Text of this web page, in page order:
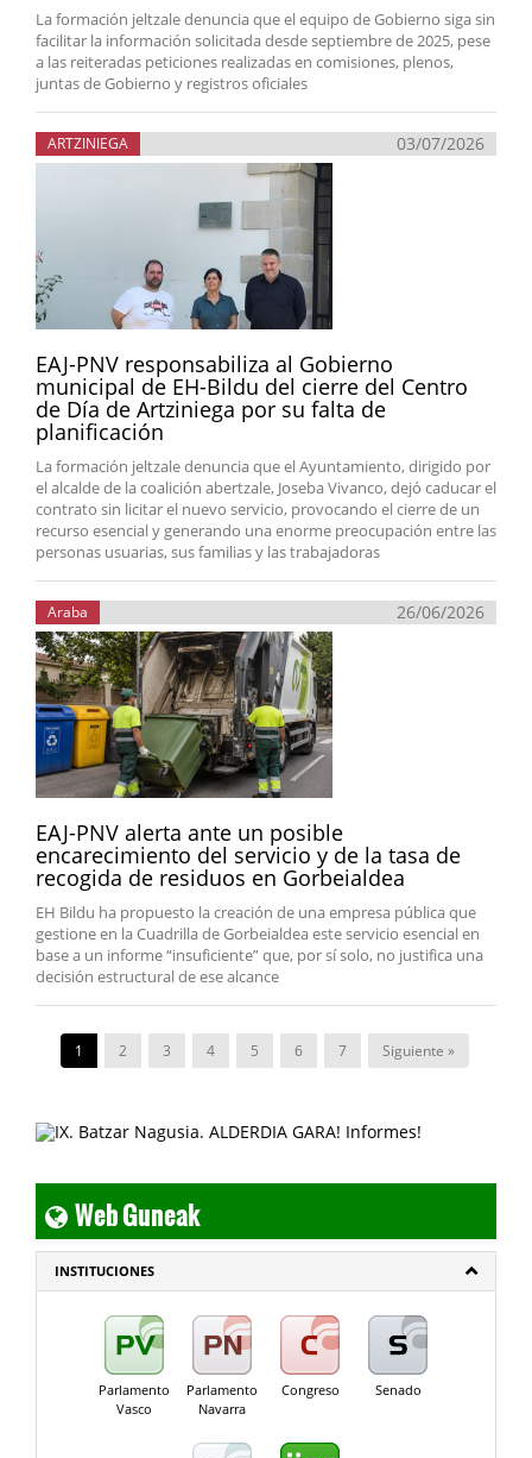
La formación jeltzale denuncia que el equipo de Gobierno siga sin
facilitar la información solicitada desde septiembre de 2025, pese
a las reiteradas peticiones realizadas en comisiones, plenos,
juntas de Gobierno y registros oficiales
ARTZINIEGA 03/07/2026
EAJ-PNV responsabiliza al Gobierno
municipal de EH-Bildu del cierre del Centro
de Día de Artziniega por su falta de
planificación
La formación jeltzale denuncia que el Ayuntamiento, dirigido por
el alcalde de la coalición abertzale, Joseba Vivanco, dejó caducar el
contrato sin licitar el nuevo servicio, provocando el cierre de un
recurso esencial y generando una enorme preocupación entre las
personas usuarias, sus familias y las trabajadoras
Araba 26/06/2026
EAJ-PNV alerta ante un posible
encarecimiento del servicio y de la tasa de
recogida de residuos en Gorbeialdea
EH Bildu ha propuesto la creación de una empresa pública que
gestione en la Cuadrilla de Gorbeialdea este servicio esencial en
base a un informe “insuficiente” que, por sí solo, no justifica una
decisión estructural de ese alcance
1 2 3 4 5 6 7 Siguiente »
Web Guneak
INSTITUCIONES
Parlamento
Vasco
Parlamento
Navarra
Congreso Senado